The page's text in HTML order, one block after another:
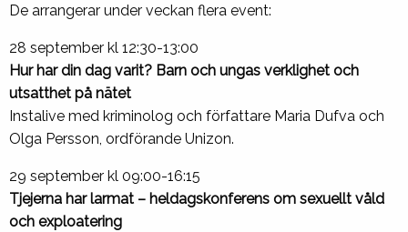
De arrangerar under veckan flera event:
28 september kl 12:30-13:00
Hur har din dag varit? Barn och ungas verklighet och
utsatthet på nätet
Instalive med kriminolog och författare Maria Dufva och
Olga Persson, ordförande Unizon.
29 september kl 09:00-16:15
Tjejerna har larmat – heldagskonferens om sexuellt våld
och exploatering